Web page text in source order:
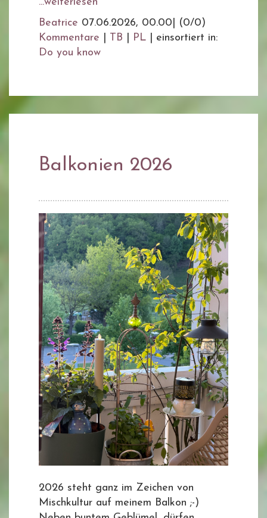
Beatrice 07.06.2026, 00.00
(0/0)
Kommentare
TB PL
einsortiert in:
Do you know
Balkonien 2026
2026 steht ganz im Zeichen von
Mischkultur auf meinem Balkon ;-)